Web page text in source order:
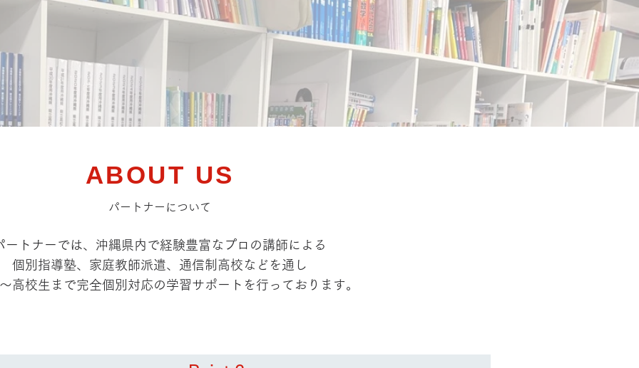
ABOUT US
パートナーについて
ートナーでは、沖縄県内で経験豊富なプロの講師による
個別指導塾、家庭教師派遣、通信制高校などを通し
高校生まで完全個別対応の学習サポートを行っております。